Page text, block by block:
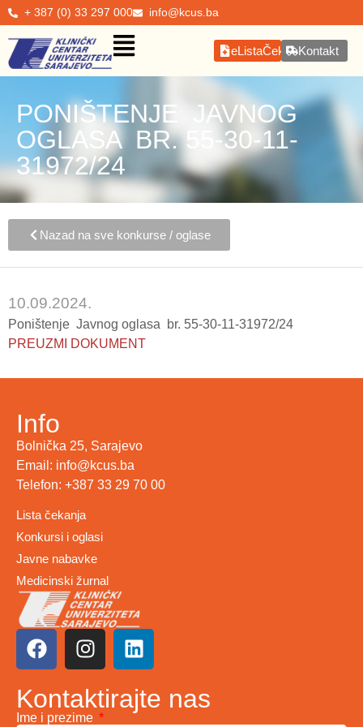
+ 387 (0) 33 297 000 info@kcus.ba
eListaČekanjaKontakt
PONIŠTENJE JAVNOG
OGLASA BR. 55-30-11-
31972/24
Nazad na sve konkurse / oglase
10.09.2024.
Poništenje Javnog oglasa br. 55-30-11-31972/24
PREUZMI DOKUMENT
Info
Bolnička 25, Sarajevo
Email: info@kcus.ba
Telefon: +387 33 29 70 00
Lista čekanja
Konkursi i oglasi
Javne nabavke
Medicinski žurnal
Kontaktirajte nas
Ime i prezime